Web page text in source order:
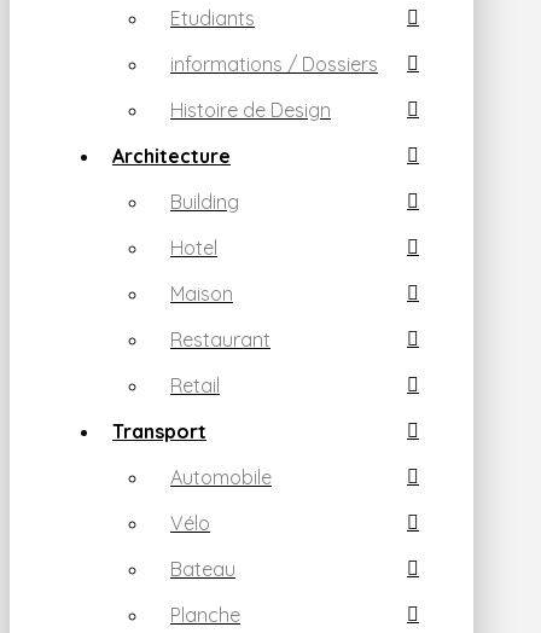
Etudiants
informations / Dossiers
Histoire de Design
Architecture
Building
Hotel
Maison
Restaurant
Retail
Transport
Automobile
Vélo
Bateau
Planche